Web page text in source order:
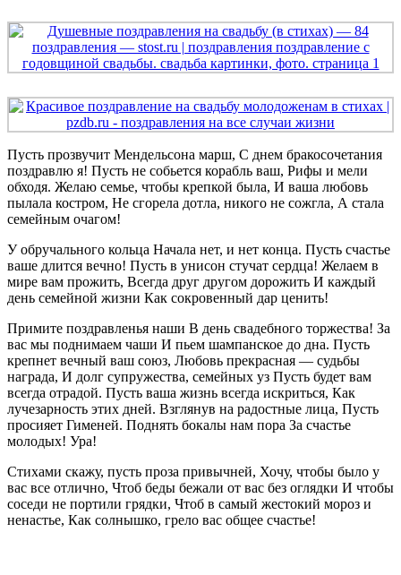
Пусть прозвучит Мендельсона марш, С днем бракосочетания
поздравлю я! Пусть не собьется корабль ваш, Рифы и мели
обходя. Желаю семье, чтобы крепкой была, И ваша любовь
пылала костром, Не сгорела дотла, никого не сожгла, А стала
семейным очагом!
У обручального кольца Начала нет, и нет конца. Пусть счастье
ваше длится вечно! Пусть в унисон стучат сердца! Желаем в
мире вам прожить, Всегда друг другом дорожить И каждый
день семейной жизни Как сокровенный дар ценить!
Примите поздравленья наши В день свадебного торжества! За
вас мы поднимаем чаши И пьем шампанское до дна. Пусть
крепнет вечный ваш союз, Любовь прекрасная — судьбы
награда, И долг супружества, семейных уз Пусть будет вам
всегда отрадой. Пусть ваша жизнь всегда искриться, Как
лучезарность этих дней. Взглянув на радостные лица, Пусть
просияет Гименей. Поднять бокалы нам пора За счастье
молодых! Ура!
Стихами скажу, пусть проза привычней, Хочу, чтобы было у
вас все отлично, Чтоб беды бежали от вас без оглядки И чтобы
соседи не портили грядки, Чтоб в самый жестокий мороз и
ненастье, Как солнышко, грело вас общее счастье!